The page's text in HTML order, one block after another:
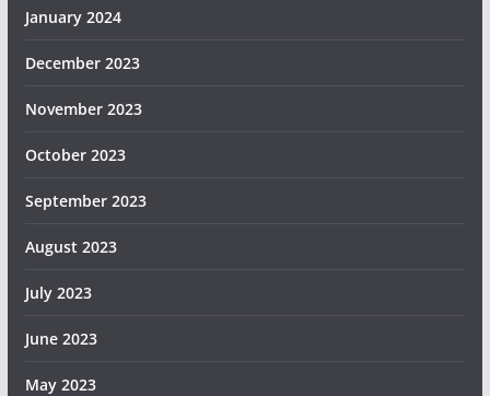
January 2024
December 2023
November 2023
October 2023
September 2023
August 2023
July 2023
June 2023
May 2023